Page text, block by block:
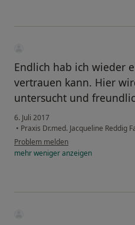
Endlich hab ich wieder
vertrauen kann. Hier
untersucht und
6. Juli 2017
• Praxis Dr.med. Jacqueline Reddig
Problem melden
mehrwenigeranzeigen